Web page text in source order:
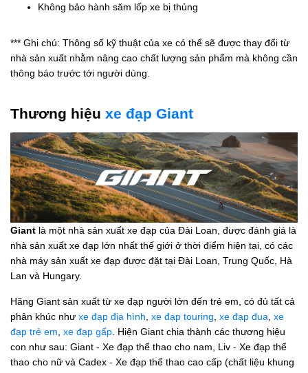
Không bảo hành săm lốp xe bị thủng
*** Ghi chú: Thông số kỹ thuật của xe có thể sẽ được thay đổi từ
nhà sản xuất nhằm nâng cao chất lượng sản phẩm mà không cần
thông báo trước tới người dùng.
Thương hiệu xe đạp Giant
Giant là một nhà sản xuất xe đạp của Đài Loan, được đánh giá là
nhà sản xuất xe đạp lớn nhất thế giới ở thời điểm hiện tại, có các
nhà máy sản xuất xe đạp được đặt tại Đài Loan, Trung Quốc, Hà
Lan và Hungary.
Hãng Giant sản xuất từ xe đạp người lớn đến trẻ em, có đủ tất cả
phân khúc như xe đạp địa hình xe đạp touring xe đạp đua xe
đạp trẻ em xe đạp gấp . Hiện Giant chia thành các thương hiệu
con như sau: Giant - Xe đạp thể thao cho nam, Liv - Xe đạp thể
thao cho nữ và Cadex - Xe đạp thể thao cao cấp (chất liệu khung